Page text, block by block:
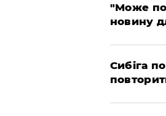
"Може
новину
Сибіга